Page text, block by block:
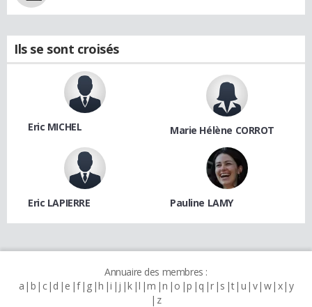
Ils se sont croisés
Eric MICHEL Marie Hélène CORROT
Eric LAPIERRE Pauline LAMY
Annuaire des membres :
a b c d e f g h i j k l m n o p q r s t u v w x y
z